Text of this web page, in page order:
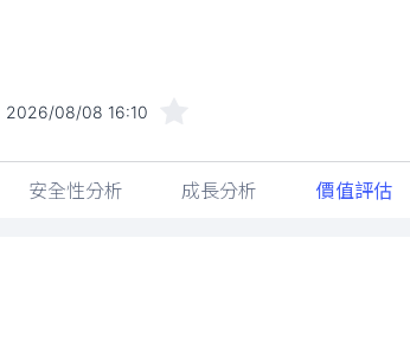
2026/08/08 16:10
安全性分析 成長分析 價值評估